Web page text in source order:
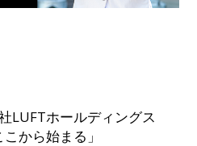
LUFTホールディングス
から始まる」